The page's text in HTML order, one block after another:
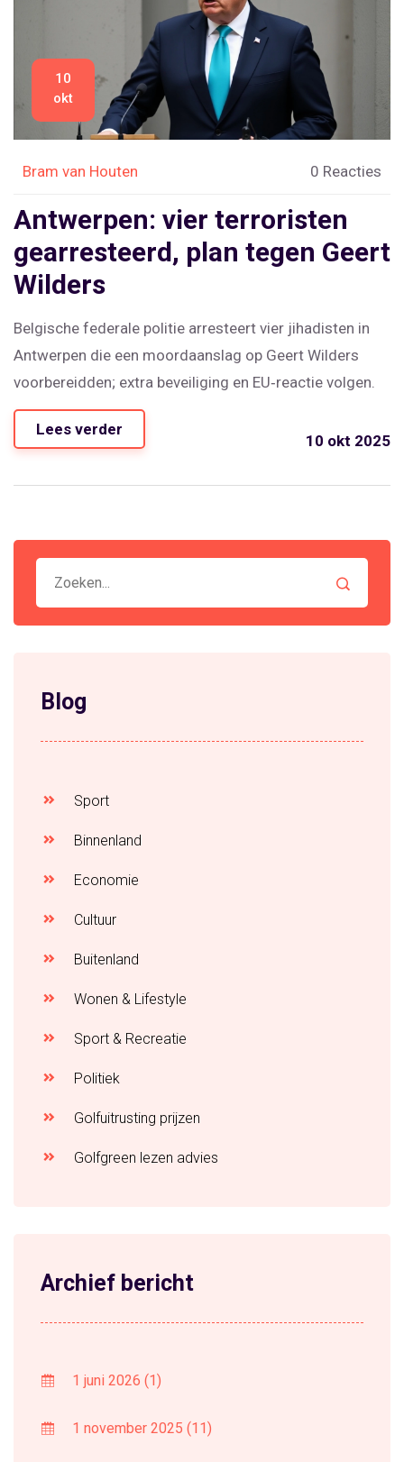
10
okt
Bram van Houten 0 Reacties
Antwerpen: vier terroristen
gearresteerd, plan tegen Geert
Wilders
Belgische federale politie arresteert vier jihadisten in
Antwerpen die een moordaanslag op Geert Wilders
voorbereidden; extra beveiliging en EU‑reactie volgen.
Lees verder
10 okt 2025
Blog
Sport
Binnenland
Economie
Cultuur
Buitenland
Wonen & Lifestyle
Sport & Recreatie
Politiek
Golfuitrusting prijzen
Golfgreen lezen advies
Archief bericht
1 juni 2026 (1)
1 november 2025 (11)